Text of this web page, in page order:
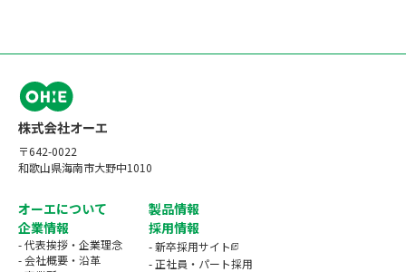
〒642-0022
和歌山県海南市大野中1010
オーエについて
製品情報
企業情報
- 代表挨拶・企業理念
- 会社概要・沿革
採用情報
- 新卒採用サイト
- 正社員・パート採用